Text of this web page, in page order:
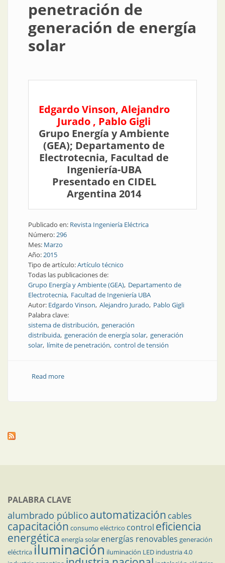
penetración de
generación de energía
solar
Edgardo Vinson, Alejandro
Jurado , Pablo Gigli
Grupo Energía y Ambiente
(GEA); Departamento de
Electrotecnia, Facultad de
Ingeniería-UBA
Presentado en CIDEL
Argentina 2014
Publicado en: Revista Ingeniería Eléctrica
Número:296
Mes: Marzo
Año:2015
Tipo de artículo:Artículo técnico
Todas las publicaciones de:
Grupo Energía y Ambiente (GEA) Departamento de
Electrotecnia Facultad de Ingeniería UBA
Autor: Edgardo Vinson Alejandro Jurado Pablo Gigli
Palabra clave:
sistema de distribución generación
distribuida generación de energía solar generación
solar límite de penetración control de tensión
Read moreabout Revista Electrotécnica | Estudio de un sistema
PALABRA CLAVE
alumbrado público automatización cables
capacitación consumo eléctrico control eficiencia
energética energía solar energías renovables generación
eléctricailuminación iluminación LED industria 4.0